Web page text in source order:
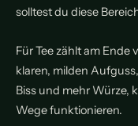
solltest du diese
Für Tee zählt am Ende
klaren, milden
Biss und mehr Würze,
Wege funktionieren.